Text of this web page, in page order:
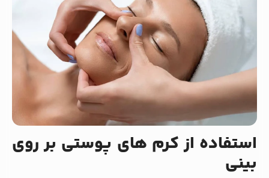
استفاده از کرم های پوستی بر روی
بینی